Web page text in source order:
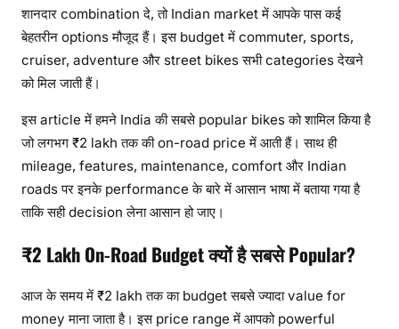
शानदार combination दे, तो Indian market में आपके पास कई
बेहतरीन options मौजूद हैं। इस budget में commuter, sports,
cruiser, adventure और street bikes सभी categories देखने
को मिल जाती हैं।
इस article में हमने India की सबसे popular bikes को शामिल किया है
जो लगभग ₹2 lakh तक की on-road price में आती हैं। साथ ही
mileage, features, maintenance, comfort और Indian
roads पर इनके performance के बारे में आसान भाषा में बताया गया है
ताकि सही decision लेना आसान हो जाए।
₹2 Lakh On-Road Budget क्यों है सबसे Popular?
आज के समय में ₹2 lakh तक का budget सबसे ज्यादा value for
money माना जाता है। इस price range में आपको powerful